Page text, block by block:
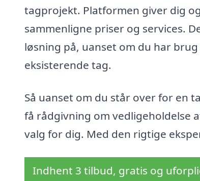
tagprojekt. Platformen giver dig
sammenligne priser og services.
løsning på, uanset om du har
eksisterende tag.
Så uanset om du står over for en
få rådgivning om vedligeholdelse
valg for dig. Med den rigtige
Indhent 3 tilbud, gratis og